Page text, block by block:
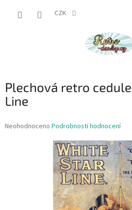
CZK
Plechová retro
Line
Průměrné
Neohodnoceno Podrobnosti hodnocení